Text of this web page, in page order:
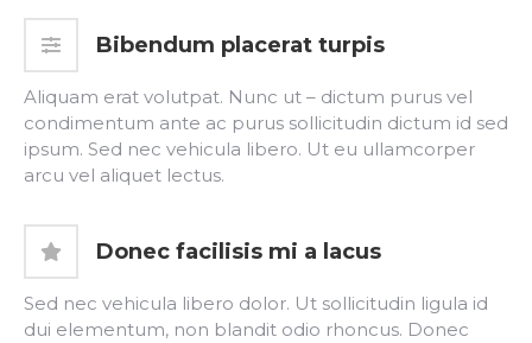
Bibendum placerat turpis
Aliquam erat volutpat. Nunc ut – dictum purus vel
condimentum ante ac purus sollicitudin dictum id sed
ipsum. Sed nec vehicula libero. Ut eu ullamcorper
arcu vel aliquet lectus.
Donec facilisis mi a lacus
Sed nec vehicula libero dolor. Ut sollicitudin ligula id
dui elementum, non blandit odio rhoncus. Donec